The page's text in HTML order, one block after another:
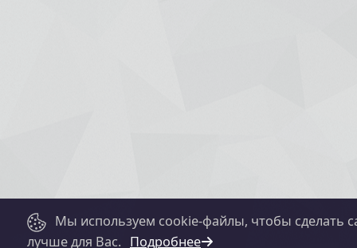
Мы используем cookie-файлы, чтобы сделать
лучше для Вас. Подробнее